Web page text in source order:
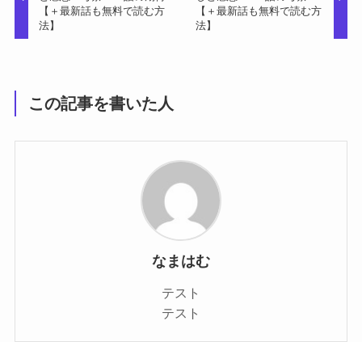
【＋最新話も無料で読む方
法】
【＋最新話も無料で読む方
法】
この記事を書いた人
なまはむ
テスト
テスト